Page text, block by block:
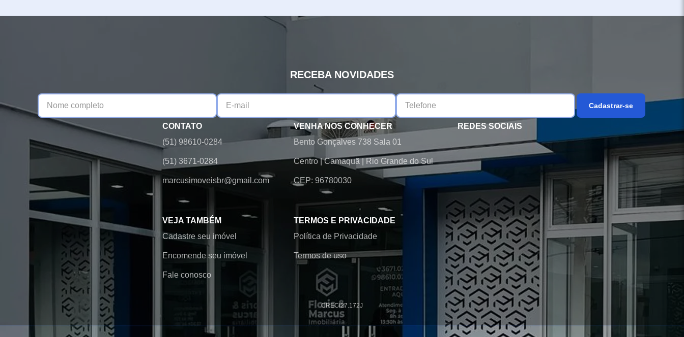
RECEBA NOVIDADES
Cadastrar-se
CONTATO
(51) 98610-0284
(51) 3671-0284
marcusimoveisbr@gmail.com
VENHA NOS CONHECER
Bento Gonçalves 738 Sala 01
Centro|Camaquã| Rio Grande do Sul
CEP: 96780030
REDES SOCIAIS
VEJA TAMBÉM
Cadastre seu imóvel
Encomende seu imóvel
Fale conosco
TERMOS E PRIVACIDADE
Política de Privacidade
Termos de uso
CRECI27.172J